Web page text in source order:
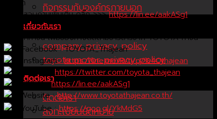
กิจกรรมกับองค์กรภายนอก
เกี่ยวกับเรา
company privacy policy
toyota motor privacy policy
ติดต่อเรา
ติดต่อเรา
ลงทะเบียนนัดหมาย
กำหนด
ติดต่อสอบถามเพิ่มเติม คลิ๊ก >>>https://lin.ee/aakASg1
——————————————————
โตโยต้าท่าจีน เพิ่มช่องทางติดตามข่าวสารจาก TOYOTA ท่าจีน
Facebook : TOYOTA_Thajean
Instagram :https://line.me/R/ti/p/%40thajean
Twitter : https://twitter.com/toyota_thajean
LINE@ :https://lin.ee/aakASg1
Website :http://www.toyotathajean.co.th/
YouTube :https://goo.gl/YkMdG5